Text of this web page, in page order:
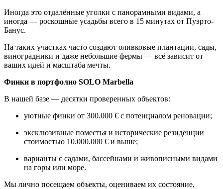
Иногда это отдалённые уголки с панорамными видами, а
иногда — роскошные усадьбы всего в 15 минутах от Пуэрто-
Банус.
На таких участках часто создают оливковые плантации, сады,
виноградники и даже небольшие фермы — всё зависит от
ваших идей и масштаба мечты.
Финки в портфолио SOLO Marbella
В нашей базе — десятки проверенных объектов:
уютные финки от 300.000 € с потенциалом реновации;
эксклюзивные поместья и исторические резиденции
стоимостью 10.000.000 € и выше;
варианты с садами, бассейнами и живописными видами
на горы или море.
Мы лично посещаем объекты, оцениваем их состояние,